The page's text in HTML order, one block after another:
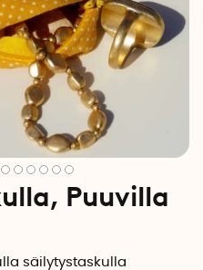
Puuvilla
säilytystaskulla